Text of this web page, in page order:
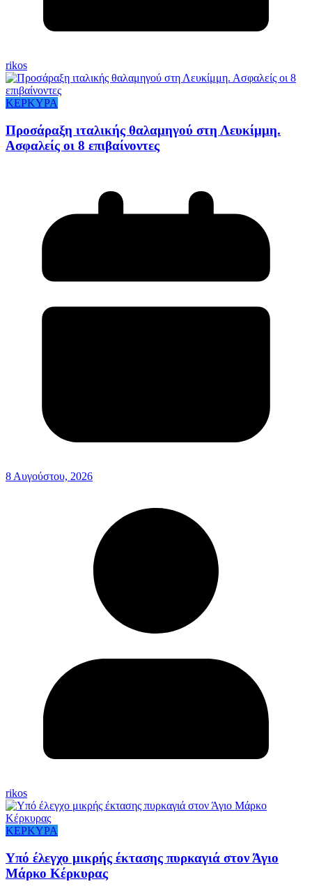
rikos
ΚΕΡΚΥΡΑ
Προσάραξη ιταλικής θαλαμηγού στη Λευκίμμη.
Ασφαλείς οι 8 επιβαίνοντες
8 Αυγούστου, 2026
rikos
ΚΕΡΚΥΡΑ
Υπό έλεγχο μικρής έκτασης πυρκαγιά στον Άγιο
Μάρκο Κέρκυρας